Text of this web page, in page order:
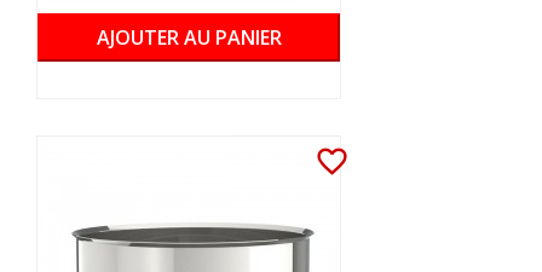
AJOUTER AU PANIER
favorite_border